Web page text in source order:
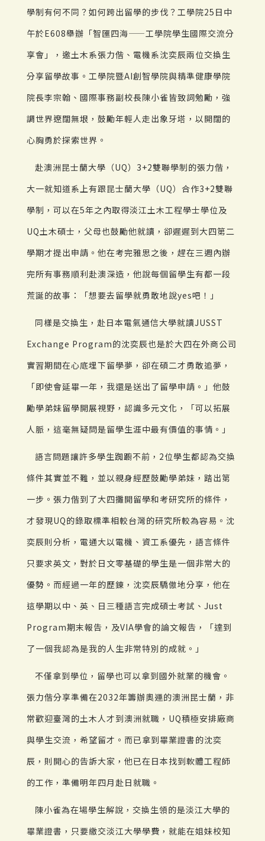
學制有何不同？如何跨出留學的步伐？工學院25日中
午於E608舉辦「智匯四海——工學院學生國際交流分
享會」，邀土木系張力偕、電機系沈奕辰兩位交換生
分享留學故事。工學院暨AI創智學院與精準健康學院
院長李宗翰、國際事務副校長陳小雀皆致詞勉勵，強
調世界遼闊無垠，鼓勵年輕人走出象牙塔，以開闊的
心胸勇於探索世界。
赴澳洲昆士蘭大學（UQ）3+2雙聯學制的張力偕，
大一就知道系上有跟昆士蘭大學（UQ）合作3+2雙聯
學制，可以在5年之內取得淡江土木工程學士學位及
UQ土木碩士，父母也鼓勵他就讀，卻遲遲到大四第二
學期才提出申請。他在考完雅思之後，趕在三週內辦
完所有事務順利赴澳深造，他說每個留學生有都一段
荒誕的故事：「想要去留學就勇敢地說yes吧！」
同樣是交換生，赴日本電氣通信大學就讀JUSST
Exchange Program的沈奕辰也是於大四在外商公司
實習期間在心底埋下留學夢，卻在碩二才勇敢追夢，
「即使會延畢一年，我還是送出了留學申請。」他鼓
勵學弟妹留學開展視野，認識多元文化，「可以拓展
人脈，這毫無疑問是留學生涯中最有價值的事情。」
語言問題讓許多學生踟躕不前，2位學生都認為交換
條件其實並不難，並以親身經歷鼓勵學弟妹，踏出第
一步。張力偕到了大四攤開留學和考研究所的條件，
才發現UQ的錄取標準相較台灣的研究所較為容易。沈
奕辰則分析，電通大以電機、資工系優先，語言條件
只要求英文，對於日文零基礎的學生是一個非常大的
優勢。而經過一年的歷錬，沈奕辰驕傲地分享，他在
這學期以中、英、日三種語言完成碩士考試、Just
Program期末報告，及VIA學會的論文報告，「達到
了一個我認為是我的人生非常特別的成就。」
不僅拿到學位，留學也可以拿到國外就業的機會。
張力偕分享準備在2032年籌辦奧運的澳洲昆士蘭，非
常歡迎臺灣的土木人才到澳洲就職，UQ積極安排廠商
與學生交流，希望留才。而已拿到畢業證書的沈奕
辰，則開心的告訴大家，他已在日本找到軟體工程師
的工作，準備明年四月赴日就職。
陳小雀為在場學生解說，交換生領的是淡江大學的
畢業證書，只要繳交淡江大學學費，就能在姐妹校知